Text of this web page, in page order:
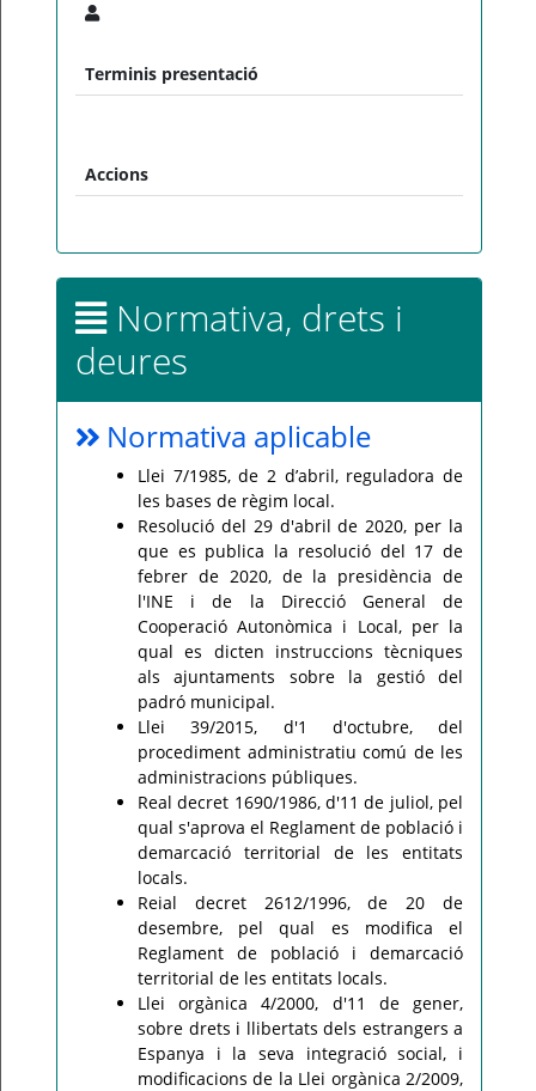
Terminis presentació
Accions
Normativa, drets i
deures
Normativa aplicable
Llei 7/1985, de 2 d’abril, reguladora de
les bases de règim local.
Resolució del 29 d'abril de 2020, per la
que es publica la resolució del 17 de
febrer de 2020, de la presidència de
l'INE i de la Direcció General de
Cooperació Autonòmica i Local, per la
qual es dicten instruccions tècniques
als ajuntaments sobre la gestió del
padró municipal.
Llei 39/2015, d'1 d'octubre, del
procediment administratiu comú de les
administracions públiques.
Real decret 1690/1986, d'11 de juliol, pel
qual s'aprova el Reglament de població i
demarcació territorial de les entitats
locals.
Reial decret 2612/1996, de 20 de
desembre, pel qual es modifica el
Reglament de població i demarcació
territorial de les entitats locals.
Llei orgànica 4/2000, d'11 de gener,
sobre drets i llibertats dels estrangers a
Espanya i la seva integració social, i
modificacions de la Llei orgànica 2/2009,